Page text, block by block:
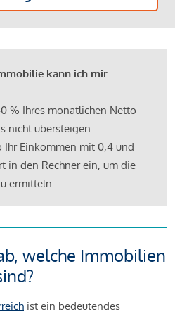
kann ich mir
% Ihres monatlichen Netto-
nicht übersteigen.
Ihr Einkommen mit 0,4 und
in den Rechner ein, um die
ermitteln.
welche Immobilien
ist ein bedeutendes